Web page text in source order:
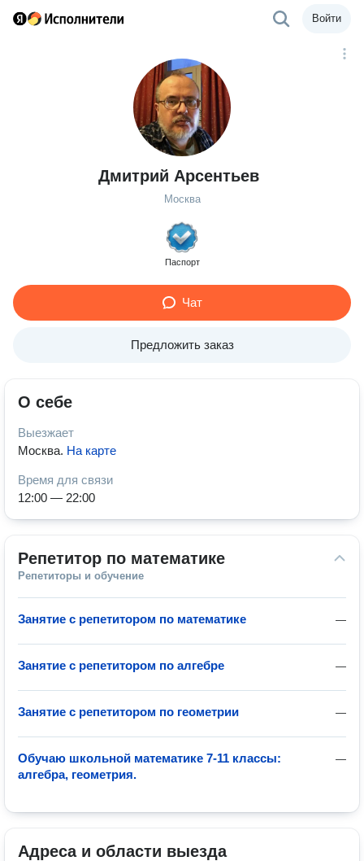
Войти
Дмитрий Арсентьев
Москва
Паспорт
Чат
Предложить заказ
О себе
Выезжает
Москва. На карте
Время для связи
12:00 — 22:00
Репетитор по математике
Репетиторы и обучение
—
Занятие с репетитором по математике
—
Занятие с репетитором по алгебре
—
Занятие с репетитором по геометрии
—
Обучаю школьной математике 7-11 классы:
алгебра, геометрия.
Адреса и области выезда